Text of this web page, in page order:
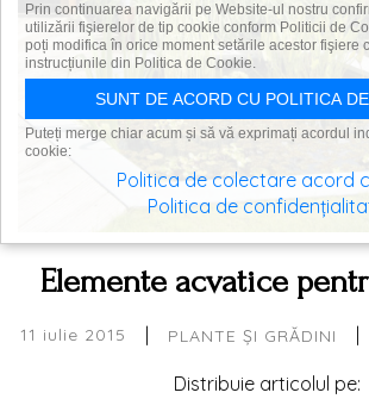
Elemente acvatice
11 iulie 2015 | PLANTE ȘI GRĂDINI |
Distribuie articolul pe:
Prin continuarea navigării pe Website-ul nostru
utilizării fişierelor de tip cookie conform Politicii de
poți modifica în orice moment setările acestor fişiere
instrucțiunile din Politica de Cookie.
SUNT DE ACORD CU POLITICA
Puteți merge chiar acum și să vă exprimați acordul
cookie:
Politica de colectare acord
Politica de